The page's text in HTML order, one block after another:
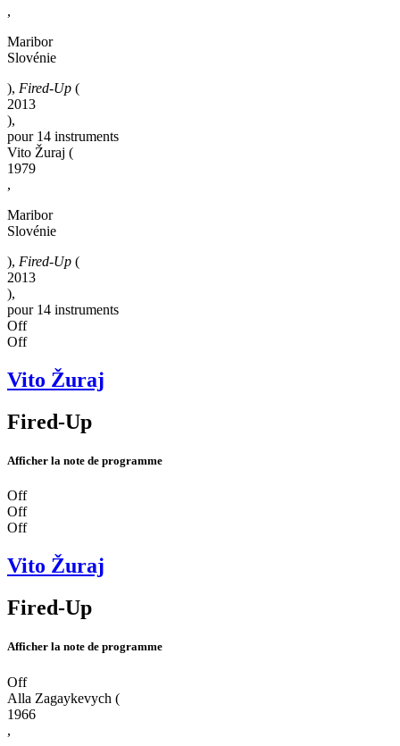
,
Maribor
Slovénie
), Fired-Up (
2013
),
pour 14 instruments
Vito Žuraj (
1979
,
Maribor
Slovénie
), Fired-Up (
2013
),
pour 14 instruments
Off
Off
Vito Žuraj
Fired-Up
Afficher la note de programme
Off
Off
Off
Vito Žuraj
Fired-Up
Afficher la note de programme
Off
Alla Zagaykevych (
1966
,